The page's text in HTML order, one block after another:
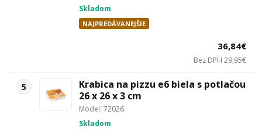
Skladom
NAJPREDÁVANEJŠIE
36,84€
Bez DPH 29,95€
5
Krabica na pizzu e6 biela s potlačou
26 x 26 x 3 cm
Model: 72026
Skladom